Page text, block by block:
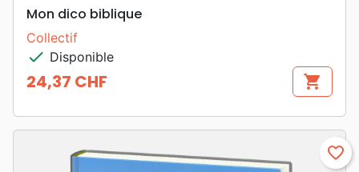
Mon dico biblique
Collectif
check Disponible
Prix
24,37 CHF shopping_cart
favorite_border